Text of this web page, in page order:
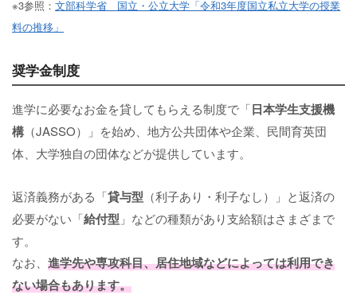
※3参照： 文部科学省 国立・公立大学「令和3年度国立私立大学の授業
料の推移」
奨学金制度
進学に必要なお金を貸してもらえる制度で「日本学生支援機
構 （JASSO）」を始め、地方公共団体や企業、民間育英団
体、大学独自の団体などが提供しています。
返済義務がある「貸与型 （利子あり・利子なし）」と返済の
必要がない「給付型 」などの種類があり支給額はさまざまで
す。
なお、 進学先や専攻科目、居住地域などによっては利用でき
ない場合もあります。